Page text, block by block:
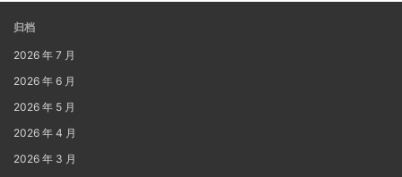
归档
2026 年 7 月
2026 年 6 月
2026 年 5 月
2026 年 4 月
2026 年 3 月